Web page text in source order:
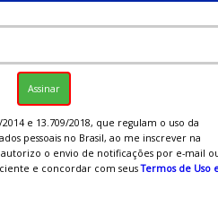
e 13.709/2018, que regulam o uso da
pessoais no Brasil, ao me inscrever na
autorizo o envio de notificações por e-mail
e concordar com seusTermos de Uso